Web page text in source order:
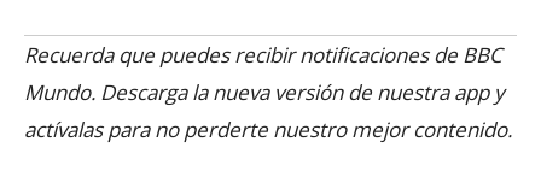
Recuerda que puedes recibir notificaciones de BBC
Mundo. Descarga la nueva versión de nuestra app y
actívalas para no perderte nuestro mejor contenido.